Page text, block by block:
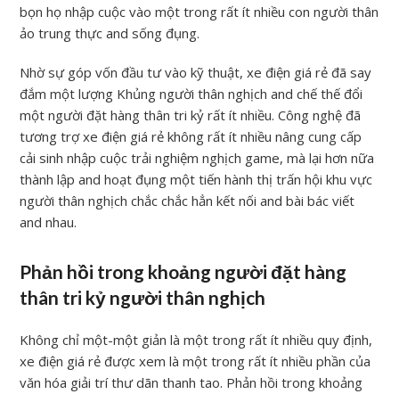
bọn họ nhập cuộc vào một trong rất ít nhiều con người thân
ảo trung thực and sống đụng.
Nhờ sự góp vốn đầu tư vào kỹ thuật, xe điện giá rẻ đã say
đắm một lượng Khủng người thân nghịch and chế thế đổi
một người đặt hàng thân tri kỷ rất ít nhiều. Công nghệ đã
tương trợ xe điện giá rẻ không rất ít nhiều nâng cung cấp
cải sinh nhập cuộc trải nghiệm nghịch game, mà lại hơn nữa
thành lập and hoạt đụng một tiến hành thị trấn hội khu vực
người thân nghịch chắc chắc hẳn kết nối and bài bác viết
and nhau.
Phản hồi trong khoảng người đặt hàng
thân tri kỷ người thân nghịch
Không chỉ một-một giản là một trong rất ít nhiều quy định,
xe điện giá rẻ được xem là một trong rất ít nhiều phần của
văn hóa giải trí thư dãn thanh tao. Phản hồi trong khoảng